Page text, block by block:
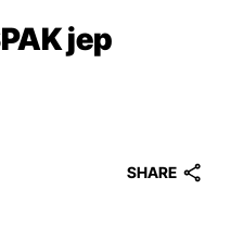
jep
SHARE